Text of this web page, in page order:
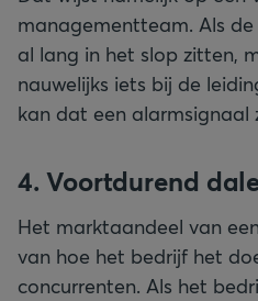
managementteam. Als
al lang in het slop zitten,
nauwelijks iets bij de
kan dat een alarmsignaal
4. Voortdurend
Het marktaandeel van
van hoe het bedrijf het
concurrenten. Als het